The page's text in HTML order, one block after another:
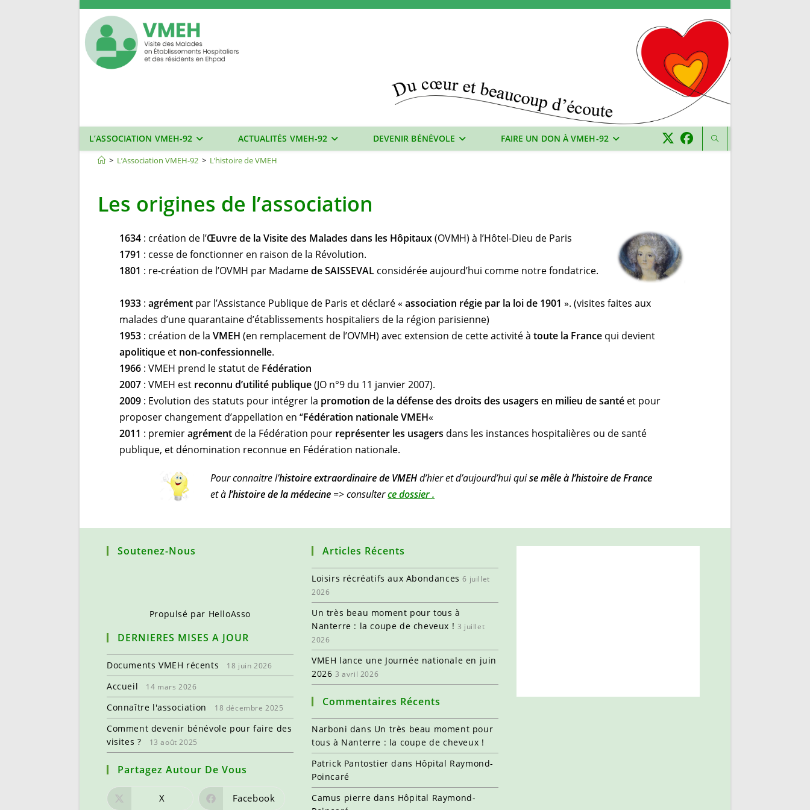
L’ASSOCIATION VMEH-92 ACTUALITÉS VMEH-92 DEVENIR BÉNÉVOLE FAIRE UN DON À VMEH-92
L’histoire de VMEH
> L’Association VMEH-92 > L’histoire de VMEH
Les origines de l’association
1634 : création de l’Œuvre de la Visite des Malades dans les Hôpitaux(OVMH) à l’Hôtel-Dieu de Paris
1791 : cesse de fonctionner en raison de la Révolution.
1801 : re-création de l’OVMH par Madamede SAISSEVAL considérée aujourd’hui comme notre fondatrice.
1933 : agrément par l’Assistance Publique de Paris et déclaré « association régie par la loi de 1901 ». (visites faites aux
malades d’une quarantaine d’établissements hospitaliers de la région parisienne)
1953 : création de la VMEH (en remplacement de l’OVMH) avec extension de cette activité à toute la France qui devient
apolitique et non-confessionnelle.
1966 : VMEH prend le statut de Fédération
2007 : VMEH est reconnu d’utilité publique(JO n°9 du 11 janvier 2007).
2009 : Evolution des statuts pour intégrer la promotion de la défense des droits des usagers en milieu de santé et pour
proposer changement d’appellation en “Fédération nationale VMEH«
2011 : premieragrément de la Fédération pour représenter les usagers dans les instances hospitalières ou de santé
publique, et dénomination reconnue en Fédération nationale.
Pour connaitre l’histoire extraordinaire de VMEHd’hier et d’aujourd’hui quise mêle à l’histoire de France
et àl’histoire de la médecine => consulterce dossier.
Soutenez-Nous
Propulsé par HelloAsso
DERNIERES MISES A JOUR
Documents VMEH récents 18 juin 2026
Accueil 14 mars 2026
Connaître l'association 18 décembre 2025
Comment devenir bénévole pour faire des
visites ?
13 août 2025
Partagez Autour De Vous
X Facebook
Articles Récents
Loisirs récréatifs aux Abondances 6 juillet
2026
Un très beau moment pour tous à
Nanterre : la coupe de cheveux ! 3 juillet
2026
VMEH lance une Journée nationale en juin
2026 3 avril 2026
Commentaires Récents
Narboni dans Un très beau moment pour
tous à Nanterre : la coupe de cheveux !
Patrick Pantostier dans Hôpital Raymond-
Poincaré
Camus pierre dans Hôpital Raymond-